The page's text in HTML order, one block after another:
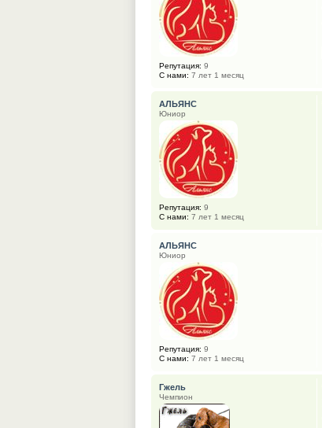
Репутация: 9
С нами: 7 лет 1 месяц
АЛЬЯНС
Юниор
Репутация: 9
С нами: 7 лет 1 месяц
АЛЬЯНС
Юниор
Репутация: 9
С нами: 7 лет 1 месяц
Гжель
Чемпион